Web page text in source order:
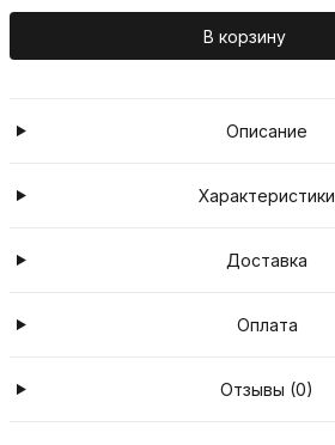
В корзину
Описание
Характеристики
Доставка
Оплата
Отзывы (0)